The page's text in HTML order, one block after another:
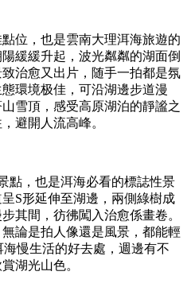
位，也是雲南大理洱海旅遊的
緩緩升起，波光粼粼的湖面倒
治愈又出片，随手一拍都是氛
環境极佳，可沿湖邊步道漫
雪頂，感受高原湖泊的靜謐之
避開人流高峰。
點，也是洱海必看的標誌性景
S形延伸至湖邊，兩側綠樹成
其間，彷彿闖入治愈係畫卷。
論是拍人像還是風景，都能輕
慢生活的好去處，週邊有不
湖光山色。